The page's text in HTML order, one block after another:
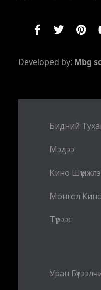
Developed by: Mbg
Бидний
Мэдээ
Кино
Монгол
Түрээс
Уран